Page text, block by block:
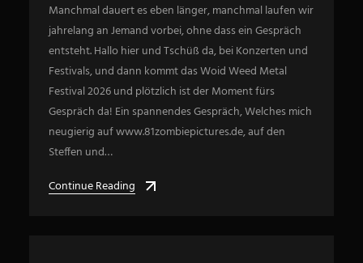
Manchmal dauert es eben länger, manchmal laufen wir
jahrelang an Jemand vorbei, ohne dass ein Gespräch
entsteht. Hallo hier und Tschüß da, bei Konzerten und
Festivals, und dann kommt das Woid Weed Metal
Festival 2026 und plötzlich ist der Moment fürs
Gespräch da! Ein spannendes Gespräch, Welches mich
neugierig auf www.81zombiepictures.de, auf den
Steffen und…
Continue Reading